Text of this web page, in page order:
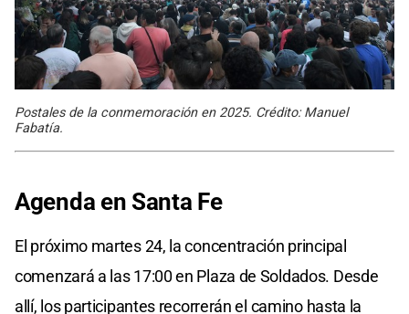
Postales de la conmemoración en 2025. Crédito: Manuel
Fabatía.
Agenda en Santa Fe
El próximo martes 24, la concentración principal
comenzará a las 17:00 en Plaza de Soldados. Desde
allí, los participantes recorrerán el camino hasta la